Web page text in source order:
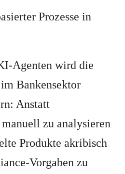
Prozesse in
Agenten wird die
Bankensektor
Anstatt
zu analysieren
Produkte akribisch
Vorgaben zu